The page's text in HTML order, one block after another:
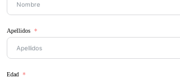
Apellidos
Edad